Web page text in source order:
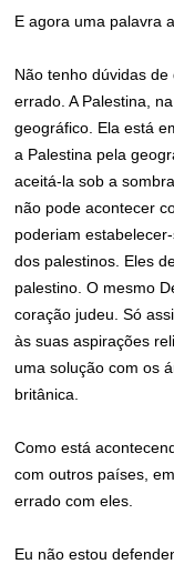
E agora uma palavra
Não tenho dúvidas
errado. A Palestina,
geográfico. Ela está
a Palestina pela
aceitá-la sob a
não pode acontecer
poderiam
dos palestinos. Eles
palestino. O mesmo
coração judeu. Só
às suas aspirações
uma solução com os
britânica.
Como está
com outros países,
errado com eles.
Eu não estou